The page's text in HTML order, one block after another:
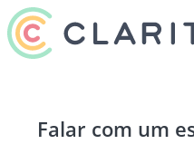
Falar com um